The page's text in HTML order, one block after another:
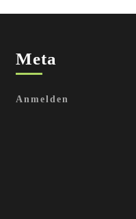
Meta
Anmelden